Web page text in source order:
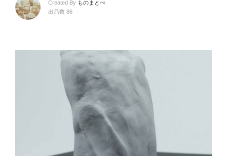
Created By ものまとぺ
出品数 86